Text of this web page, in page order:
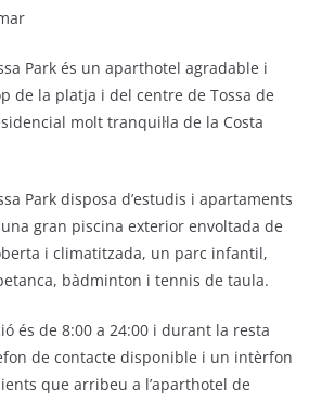
Park és un aparthotel agradable i
de la platja i del centre de Tossa de
molt tranquil·la de la Costa
Park disposa d’estudis i apartaments
una gran piscina exterior envoltada de
i climatitzada, un parc infantil,
bàdminton i tennis de taula.
és de 8:00 a 24:00 i durant la resta
de contacte disponible i un intèrfon
que arribeu a l’aparthotel de